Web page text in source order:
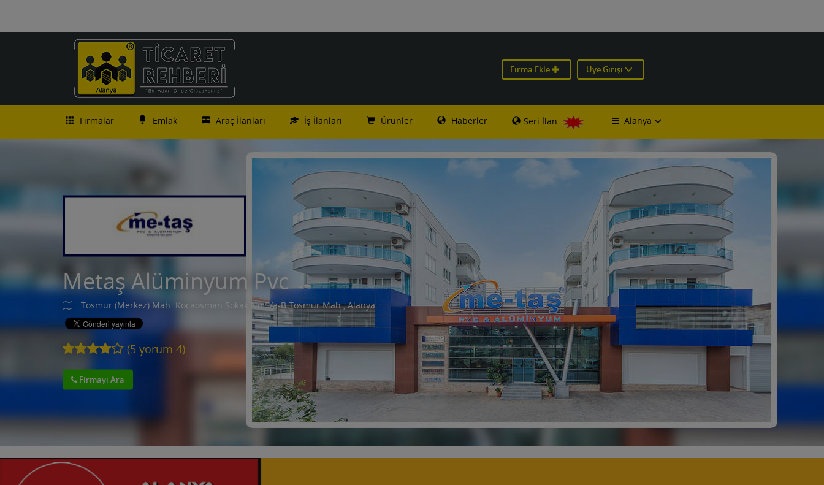
Firma Ekle Üye Girişi
Firmalar Emlak Araç İlanları İş İlanları Ürünler Haberler Seri İlan Alanya
Metaş Alüminyum Pvc
Tosmur (Merkez) Mah. Kocaosman Sokak No:5/a-B Tosmur Mah., Alanya
(5 yorum 4)
Firmayı Ara